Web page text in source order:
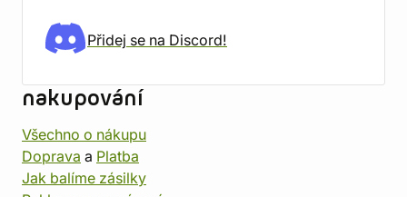
Přidej se na Discord!
nakupování
Všechno o nákupu
Doprava a Platba
Jak balíme zásilky